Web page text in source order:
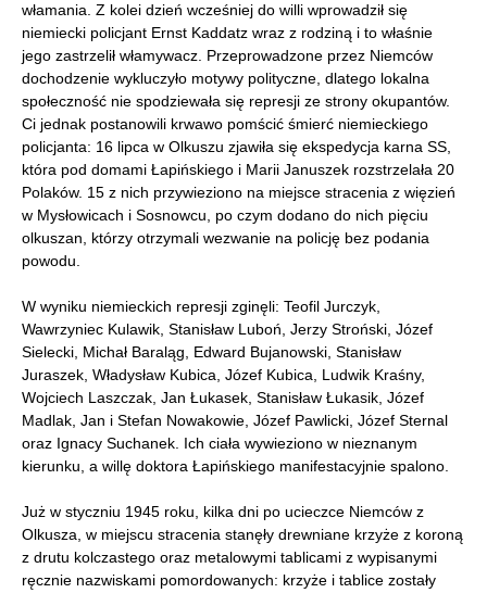
włamania. Z kolei dzień wcześniej do willi wprowadził się
niemiecki policjant Ernst Kaddatz wraz z rodziną i to właśnie
jego zastrzelił włamywacz. Przeprowadzone przez Niemców
dochodzenie wykluczyło motywy polityczne, dlatego lokalna
społeczność nie spodziewała się represji ze strony okupantów.
Ci jednak postanowili krwawo pomścić śmierć niemieckiego
policjanta: 16 lipca w Olkuszu zjawiła się ekspedycja karna SS,
która pod domami Łapińskiego i Marii Januszek rozstrzelała 20
Polaków. 15 z nich przywieziono na miejsce stracenia z więzień
w Mysłowicach i Sosnowcu, po czym dodano do nich pięciu
olkuszan, którzy otrzymali wezwanie na policję bez podania
powodu.
W wyniku niemieckich represji zginęli: Teofil Jurczyk,
Wawrzyniec Kulawik, Stanisław Luboń, Jerzy Stroński, Józef
Sielecki, Michał Baraląg, Edward Bujanowski, Stanisław
Juraszek, Władysław Kubica, Józef Kubica, Ludwik Kraśny,
Wojciech Laszczak, Jan Łukasek, Stanisław Łukasik, Józef
Madlak, Jan i Stefan Nowakowie, Józef Pawlicki, Józef Sternal
oraz Ignacy Suchanek. Ich ciała wywieziono w nieznanym
kierunku, a willę doktora Łapińskiego manifestacyjnie spalono.
Już w styczniu 1945 roku, kilka dni po ucieczce Niemców z
Olkusza, w miejscu stracenia stanęły drewniane krzyże z koroną
z drutu kolczastego oraz metalowymi tablicami z wypisanymi
ręcznie nazwiskami pomordowanych: krzyże i tablice zostały